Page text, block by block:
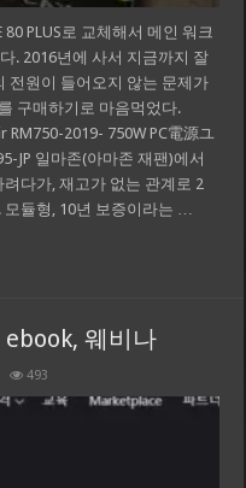
80 PLUS로 교체해서 메인 워크
. 2016년에 사서 지금까지 잘
전원이 들어오지 않는 문제가
구매하기로 마음먹었다.
2019- 750W PC電源ユ
JP 일마존(아마존 재팬)에서
다가, 재고가 없는 관계로 2
듈형, 10년 보증이라는 …
웨비나
493